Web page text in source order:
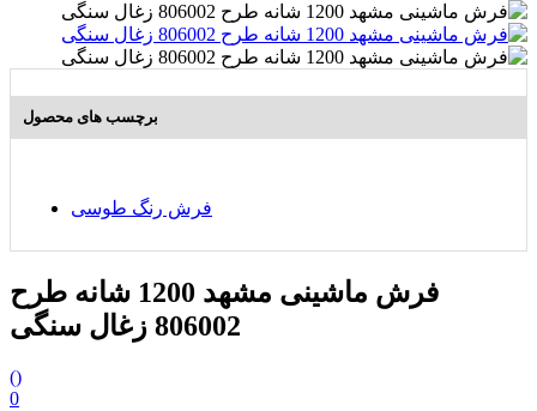
برچسب های محصول
فرش رنگ طوسی
فرش ماشینی مشهد 1200 شانه طرح
806002 زغال سنگی
()
0